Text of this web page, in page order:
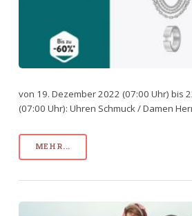
von 19. Dezember 2022 (07:00 Uhr) bis
(07:00 Uhr): Uhren Schmuck / Damen
MEHR...